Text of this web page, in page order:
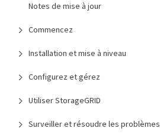
Notes de mise à jour
Commencez
Installation et mise à niveau
Configurez et gérez
Utiliser StorageGRID
Surveiller et résoudre les problèmes